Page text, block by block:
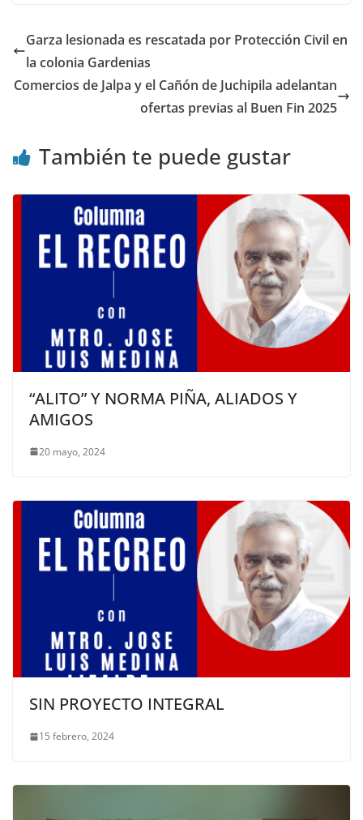
Garza lesionada es rescatada por Protección Civil en
la colonia Gardenias
Comercios de Jalpa y el Cañón de Juchipila adelantan
ofertas previas al Buen Fin 2025
También te puede gustar
“ALITO” Y NORMA PIÑA, ALIADOS Y
AMIGOS
20 mayo, 2024
SIN PROYECTO INTEGRAL
15 febrero, 2024